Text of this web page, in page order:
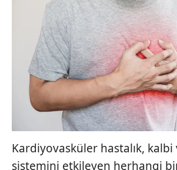
Kardiyovasküler hastalık, kalbi
sistemini etkileyen herhangi